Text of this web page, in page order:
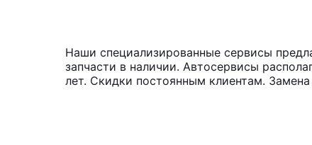
Наши специализированные сервисы
запчасти в наличии. Автосервисы
лет. Скидки постоянным клиентам.